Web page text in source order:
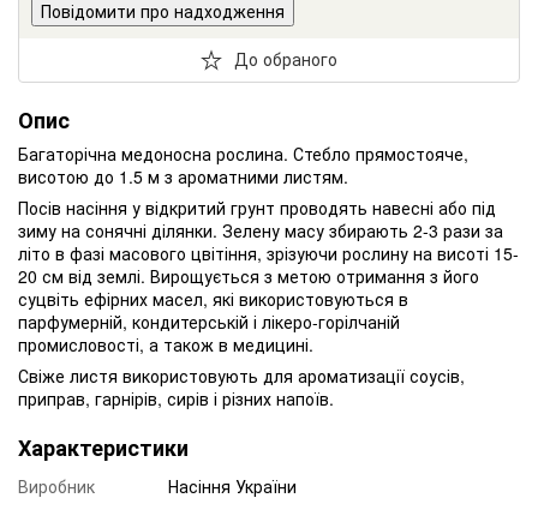
Повідомити про надходження
До обраного
Опис
Багаторічна медоносна рослина. Стебло прямостояче,
висотою до 1.5 м з ароматними листям.
Посів насіння у відкритий грунт проводять навесні або під
зиму на сонячні ділянки. Зелену масу збирають 2-3 рази за
літо в фазі масового цвітіння, зрізуючи рослину на висоті 15-
20 см від землі. Вирощується з метою отримання з його
суцвіть ефірних масел, які використовуються в
парфумерній, кондитерській і лікеро-горілчаній
промисловості, а також в медицині.
Свіже листя використовують для ароматизації соусів,
приправ, гарнірів, сирів і різних напоїв.
Характеристики
Виробник Насіння України